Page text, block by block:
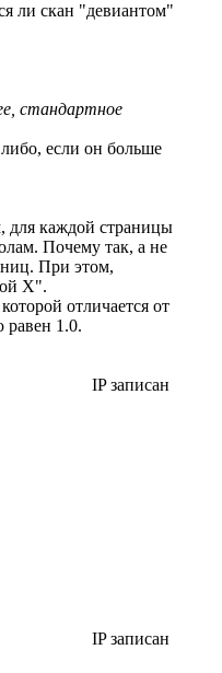
ли скан "девиантом"
стандартное
если он больше
для каждой страницы
Почему так, а не
При этом,
X".
отличается от
равен 1.0.
IP записан
IP записан